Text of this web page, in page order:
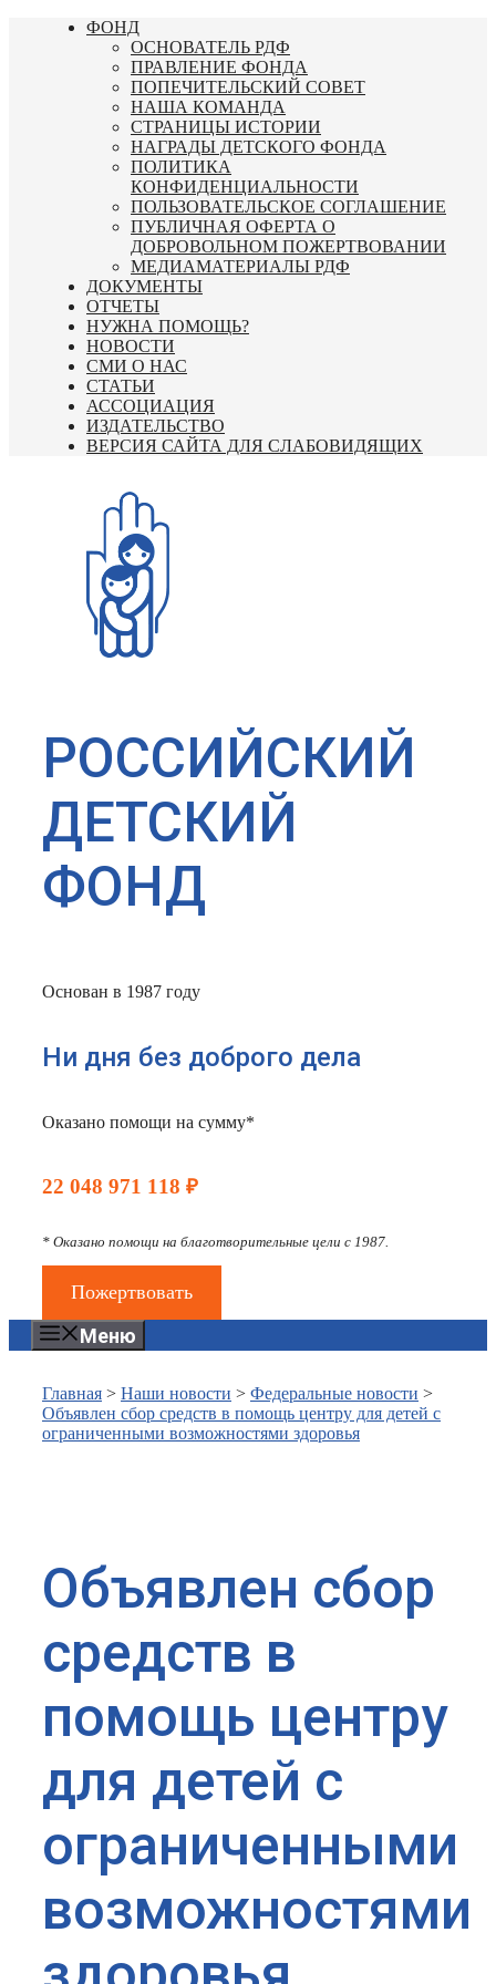
Перейти
ФОНД
ОСНОВАТЕЛЬ РДФ
ПРАВЛЕНИЕ ФОНДА
ПОПЕЧИТЕЛЬСКИЙ СОВЕТ
НАША КОМАНДА
СТРАНИЦЫ ИСТОРИИ
НАГРАДЫ ДЕТСКОГО ФОНДА
ПОЛИТИКА
КОНФИДЕНЦИАЛЬНОСТИ
ПОЛЬЗОВАТЕЛЬСКОЕ СОГЛАШЕНИЕ
ПУБЛИЧНАЯ ОФЕРТА О
ДОБРОВОЛЬНОМ ПОЖЕРТВОВАНИИ
МЕДИАМАТЕРИАЛЫ РДФ
ДОКУМЕНТЫ
ОТЧЕТЫ
НУЖНА ПОМОЩЬ?
НОВОСТИ
СМИ О НАС
СТАТЬИ
АССОЦИАЦИЯ
ИЗДАТЕЛЬСТВО
ВЕРСИЯ САЙТА ДЛЯ СЛАБОВИДЯЩИХ
РОССИЙСКИЙ
ДЕТСКИЙ
ФОНД
Основан в 1987 году
Ни дня без доброго дела
Оказано помощи на сумму*
22 048 971 118 ₽
* Оказано помощи на благотворительные цели с 1987.
Пожертвовать
Меню
Главная > Наши новости > Федеральные новости >
Объявлен сбор средств в помощь центру для детей с
ограниченными возможностями здоровья
Объявлен сбор
средств в
помощь центру
для детей с
ограниченными
возможностями